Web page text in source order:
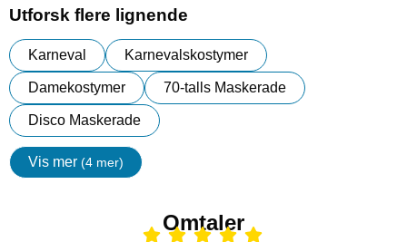
Utforsk flere lignende
Karneval Karnevalskostymer
Damekostymer 70-talls Maskerade
Disco Maskerade
Vis mer (4 mer)
egenskaper
Omtaler